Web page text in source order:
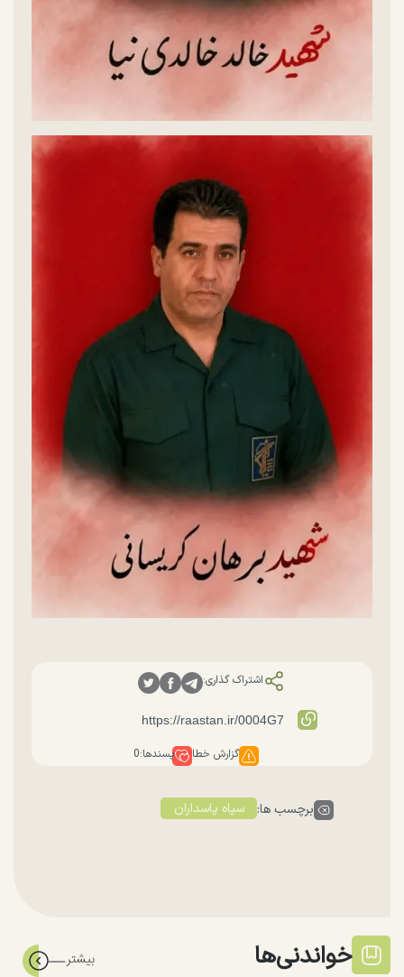
اشتراک گذاری:
گزارش خطا پسندها:0
برچسب ها: سپاه پاسداران
خواندنی‌ها